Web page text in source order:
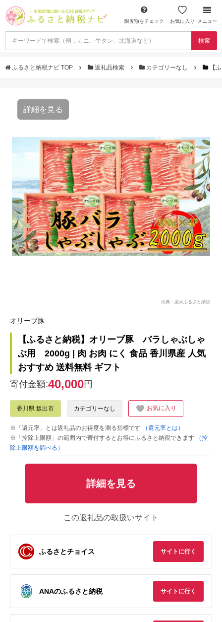
限度額をチェック お気に入り メニュー
検索
ふるさと納税ナビ TOP 返礼品検索 カテゴリーなし 【
詳細を見る
出典：楽天ふるさと納税
オリーブ豚
【ふるさと納税】オリーブ豚 バラしゃぶしゃ
ぶ用 2000g | 肉 お肉 にく 食品 香川県産 人気
おすすめ 送料無料 ギフト
寄付金額:40,000円
香川県 坂出市 カテゴリーなし お気に入り
※「還元率」とは返礼品のお得度を測る指標です
（還元率とは）
※「控除上限額」の範囲内で寄付するとお得にふるさと納税できます
（控
除上限額を調べる）
詳細を見る
この返礼品の取扱いサイト
ふるさとチョイス サイトに行く
ANAのふるさと納税 サイトに行く